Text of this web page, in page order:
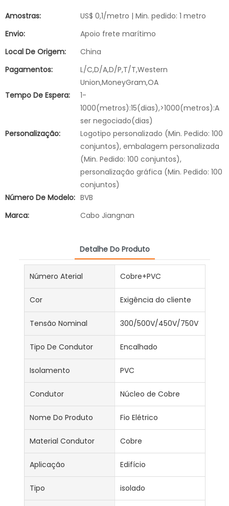
Amostras:
US$ 0,1/metro | Min. pedido: 1 metro
Envio:
Apoio frete marítimo
Local De Origem:
China
Pagamentos:
L/C,D/A,D/P,T/T,Western
Union,MoneyGram,OA
Tempo De Espera:
1-
1000(metros):15(dias),>1000(metros):A
ser negociado(dias)
Personalização:
Logotipo personalizado (Min. Pedido: 100
conjuntos), embalagem personalizada
(Min. Pedido: 100 conjuntos),
personalização gráfica (Min. Pedido: 100
conjuntos)
Número De Modelo: BVB
Marca:
Cabo Jiangnan
Detalhe Do Produto
Número Aterial Cobre+PVC
Cor Exigência do cliente
Tensão Nominal 300/500V/450V/750V
Tipo De Condutor Encalhado
Isolamento PVC
Condutor Núcleo de Cobre
Nome Do Produto Fio Elétrico
Material Condutor Cobre
Aplicação Edifício
Tipo isolado